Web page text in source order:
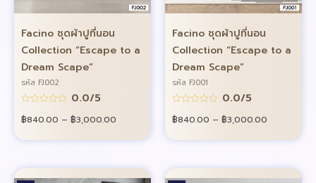
Facino ชุดผ้าปูที่นอน
Collection “Escape to a
Dream Scape”
รหัส FJ002
0.0/5
฿840.00 – ฿3,000.00
Facino ชุดผ้าปูที่นอน
Collection “Escape to a
Dream Scape”
รหัส FJ001
0.0/5
฿840.00 – ฿3,000.00